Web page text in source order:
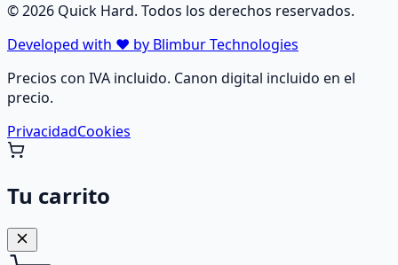
©2026 Quick Hard. Todos los derechos reservados.
Developed with ❤️ by Blimbur Technologies
Precios con IVA incluido. Canon digital incluido en el
precio.
PrivacidadCookies
Tu carrito